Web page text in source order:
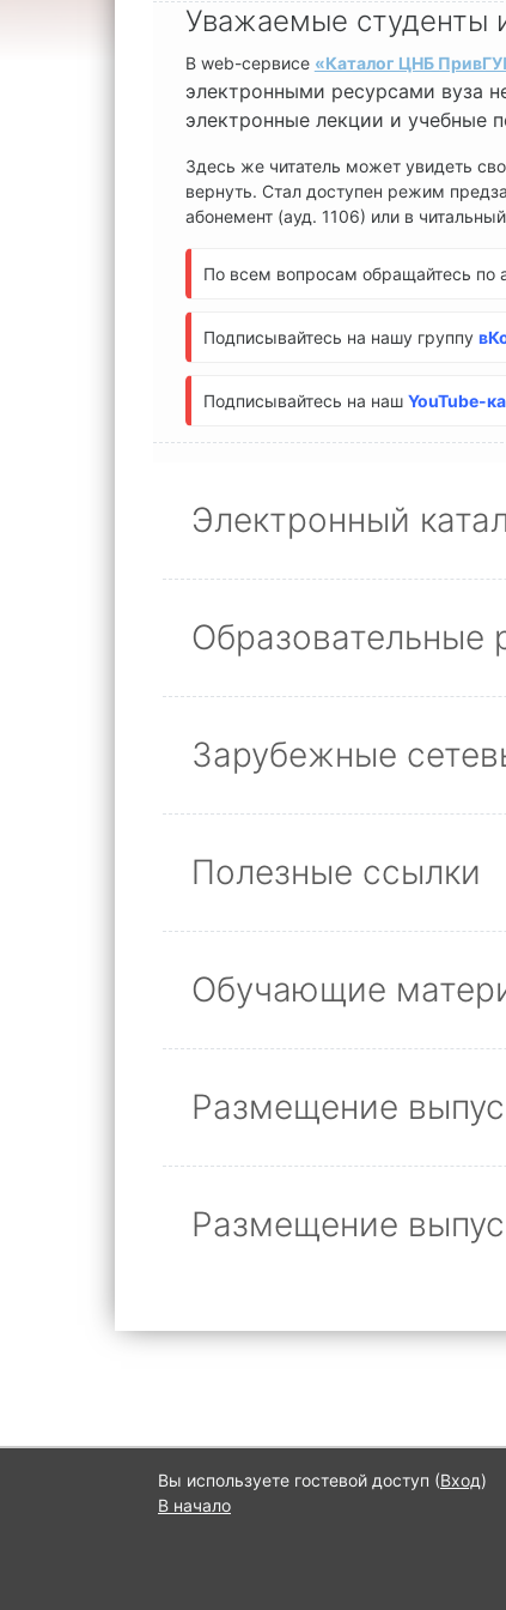
Уважаемые студенты
В web-сервисе «Каталог ЦНБ
электронными ресурсами вуза
электронные лекции и учебные
Здесь же читатель может увидеть
вернуть. Стал доступен режим
абонемент (ауд. 1106) или в
По всем вопросам обращайтесь по
Подписывайтесь на нашу группу
Подписывайтесь на наш YouTube-
Электронный
Образовательные
Зарубежные
Полезные ссылки
Обучающие
Размещение
Размещение
Вы используете гостевой доступ (Вход)
В начало